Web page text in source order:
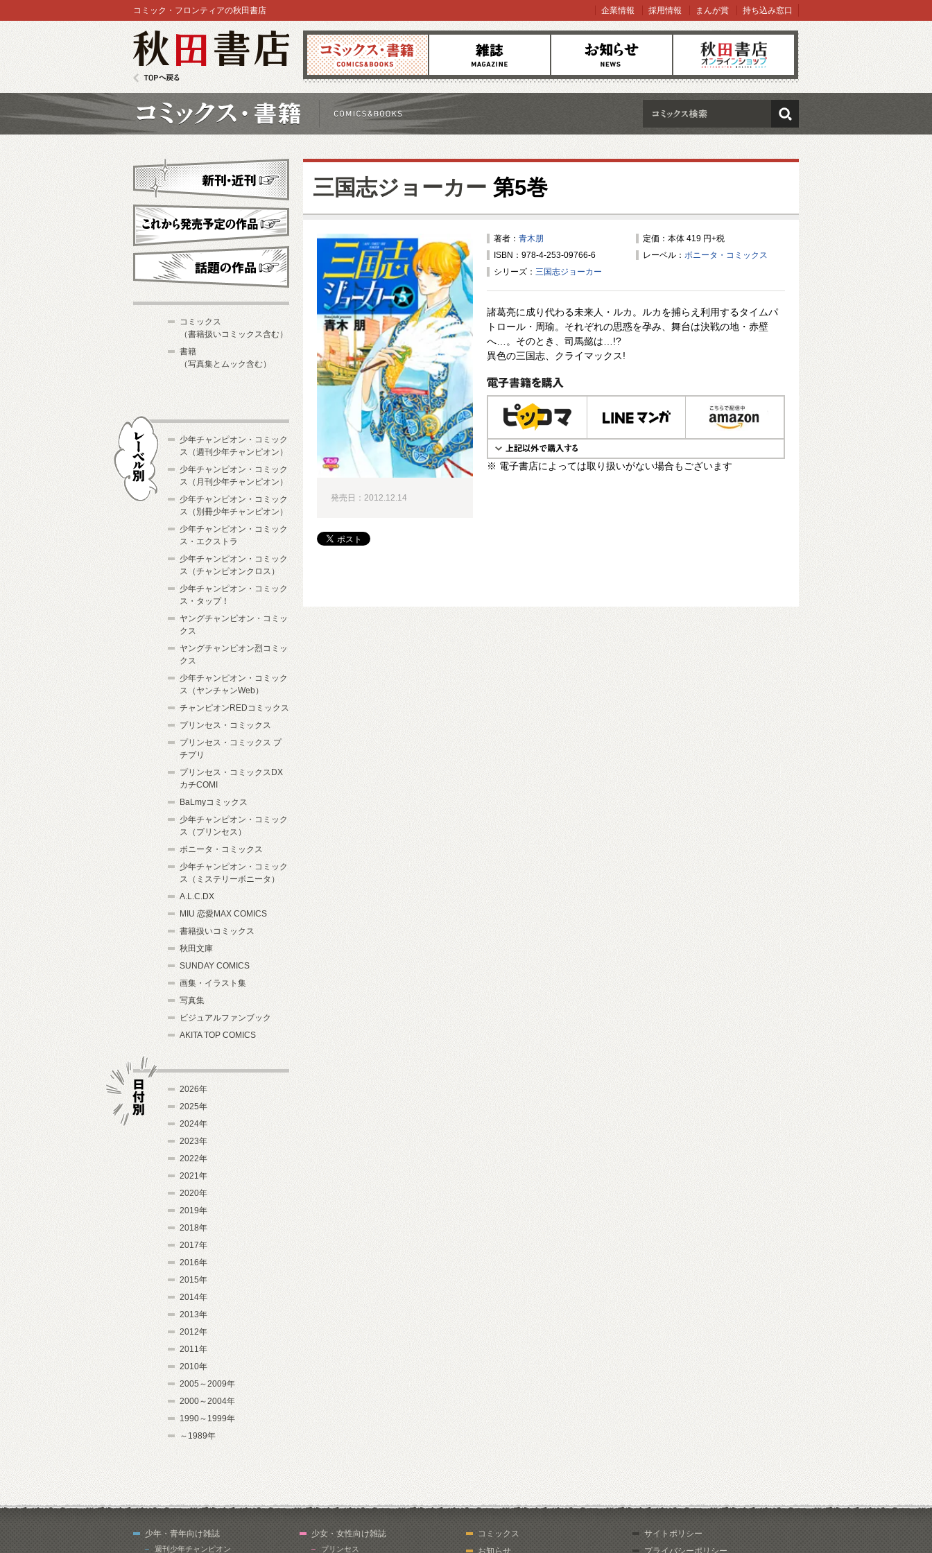
コミックス 雑誌 お知らせ オンラインショップ
コミック・フロンティアの秋田書店 企業情報 採用情報 まんが賞 持ち込み窓口
検索
三国志ジョーカー 第5巻
著者： 青木朋
定価：本体 419 円+税
ISBN：978-4-253-09766-6
レーベル： ボニータ・コミックス
シリーズ： 三国志ジョーカー
諸葛亮に成り代わる未来人・ルカ。ルカを捕らえ利用するタイムパ
トロール・周瑜。それぞれの思惑を孕み、舞台は決戦の地・赤壁
へ…。そのとき、司馬懿は…!?
異色の三国志、クライマックス!
電子書籍で購入
※ 電子書店によっては取り扱いがない場合もございます
発売日：2012.12.14
新刊・近刊
これから発売予定
コミックス
（書籍扱いコミックス含む）
書籍
（写真集とムック含む）
少年チャンピオン・コミック
ス（週刊少年チャンピオン）
少年チャンピオン・コミック
ス（月刊少年チャンピオン）
少年チャンピオン・コミック
ス（別冊少年チャンピオン）
少年チャンピオン・コミック
ス・エクストラ
少年チャンピオン・コミック
ス（チャンピオンクロス）
少年チャンピオン・コミック
ス・タップ！
ヤングチャンピオン・コミッ
クス
ヤングチャンピオン烈コミッ
クス
少年チャンピオン・コミック
ス（ヤンチャンWeb）
チャンピオンREDコミックス
プリンセス・コミックス
プリンセス・コミックス プ
チプリ
プリンセス・コミックスDX
カチCOMI
BaLmyコミックス
少年チャンピオン・コミック
ス（プリンセス）
ボニータ・コミックス
少年チャンピオン・コミック
ス（ミステリーボニータ）
A.L.C.DX
MIU 恋愛MAX COMICS
書籍扱いコミックス
秋田文庫
SUNDAY COMICS
画集・イラスト集
写真集
ビジュアルファンブック
AKITA TOP COMICS
2026年
2025年
2024年
2023年
2022年
2021年
2020年
2019年
2018年
2017年
2016年
2015年
2014年
2013年
2012年
2011年
2010年
2005～2009年
2000～2004年
1990～1999年
～1989年
少年・青年向け雑誌
週刊少年チャンピオン
少女・女性向け雑誌
プリンセス
コミックス
お知らせ
サイトポリシー
プライバシーポリシー